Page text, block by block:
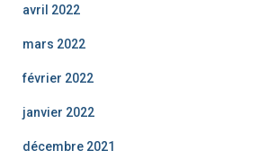
avril 2022
mars 2022
février 2022
janvier 2022
décembre 2021